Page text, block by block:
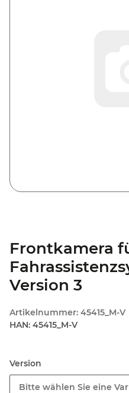
Frontkamera
Version 3
Artikelnummer: 45415_M-V
HAN: 45415_M-V
Version
Bitte wählen Sie eine